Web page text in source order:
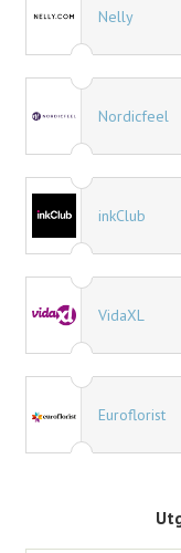
Nelly
Nordicfeel
inkClub
VidaXL
Euroflorist